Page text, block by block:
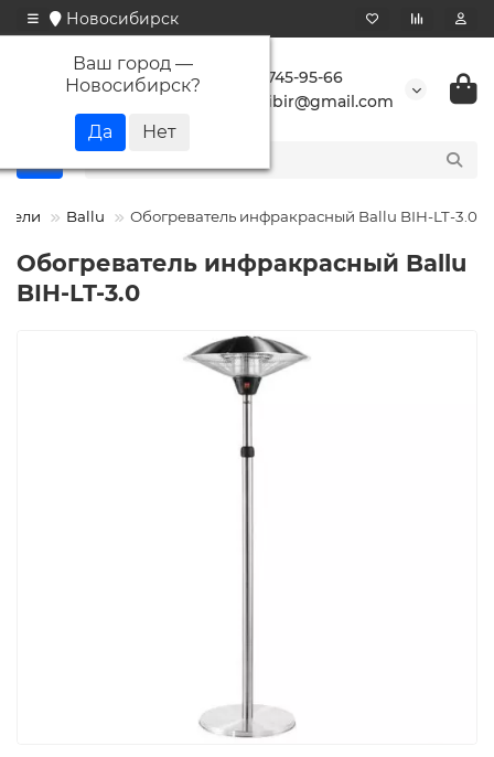
Новосибирск
Ваш город —
Новосибирск?
+7 923 745-95-66
buransibir@gmail.com
Ballu Обогреватель инфракрасный Ballu BIH-LT-3.0
Обогреватель инфракрасный Ballu
BIH-LT-3.0